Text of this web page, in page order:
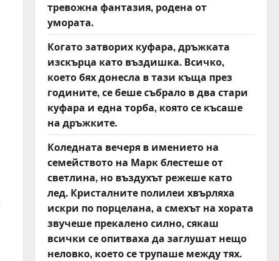
тревожна фантазия, родена от
умората.
Когато затворих куфара, дръжката
изскърца като въздишка. Всичко,
което бях донесла в тази къща през
годините, се беше събрало в два стари
куфара и една торба, която се късаше
на дръжките.
Коледната вечеря в имението на
семейството на Марк блестеше от
светлина, но въздухът режеше като
лед. Кристалните полилеи хвърляха
искри по порцелана, а смехът на хората
звучеше прекалено силно, сякаш
всички се опитваха да заглушат нещо
неловко, което се трупаше между тях.